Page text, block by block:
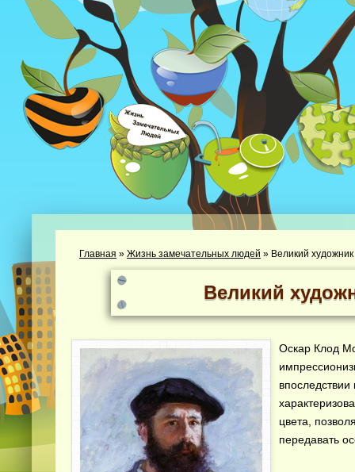
Главная » Жизнь замечательных людей » Великий
Великий
Оскар Клод
цвета,
передавать